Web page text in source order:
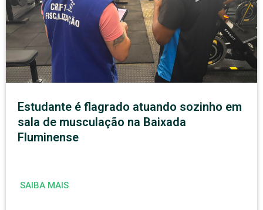
Estudante é flagrado atuando sozinho em
sala de musculação na Baixada
Fluminense
SAIBA MAIS